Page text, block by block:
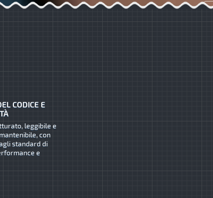
CODICE E
leggibile e
con
standard di
e